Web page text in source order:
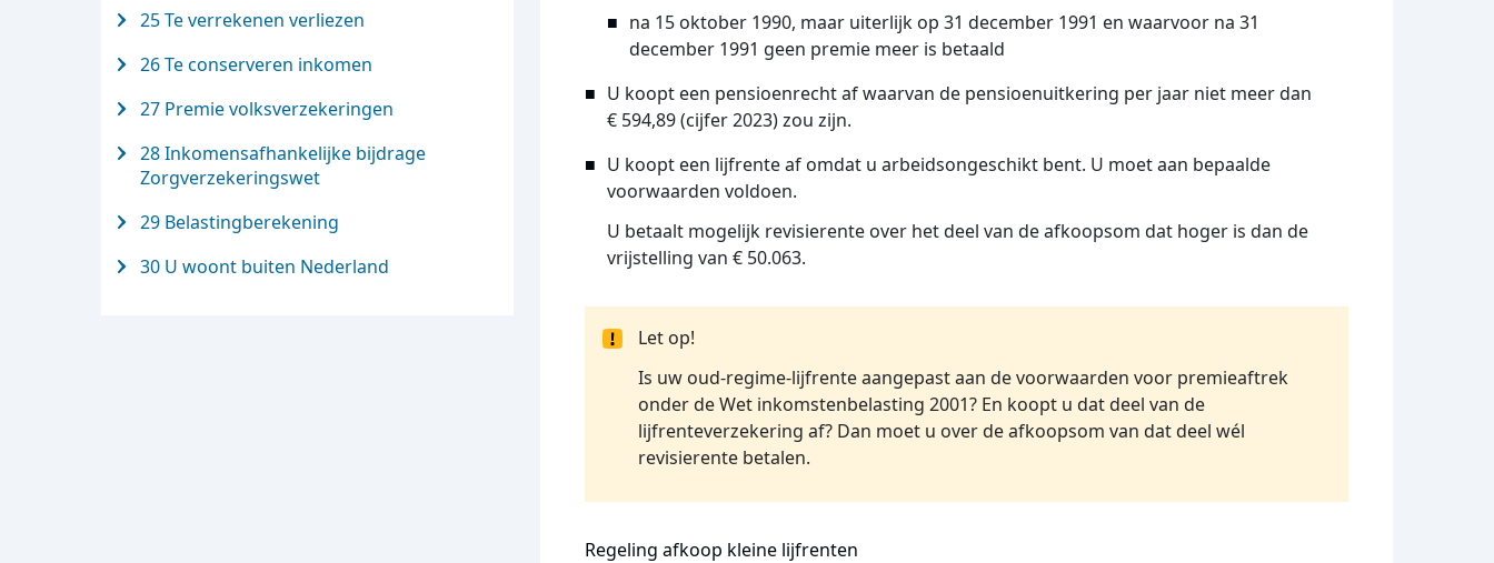
25 Te verrekenen verliezen
26 Te conserveren inkomen
27 Premie volksverzekeringen
28 Inkomensafhankelijke bijdrage
Zorgverzekeringswet
29 Belastingberekening
30 U woont buiten Nederland
na 15 oktober 1990, maar uiterlijk op 31 december 1991 en waarvoor na 31
december 1991 geen premie meer is betaald
U koopt een pensioenrecht af waarvan de pensioenuitkering per jaar niet meer dan
€ 594,89 (cijfer 2023) zou zijn.
U koopt een lijfrente af omdat u arbeidsongeschikt bent. U moet aan bepaalde
voorwaarden voldoen.
U betaalt mogelijk revisierente over het deel van de afkoopsom dat hoger is dan de
vrijstelling van € 50.063.
Let op!
Is uw oud-regime-lijfrente aangepast aan de voorwaarden voor premieaftrek
onder de Wet inkomstenbelasting 2001? En koopt u dat deel van de
lijfrenteverzekering af? Dan moet u over de afkoopsom van dat deel wél
revisierente betalen.
Regeling afkoop kleine lijfrenten